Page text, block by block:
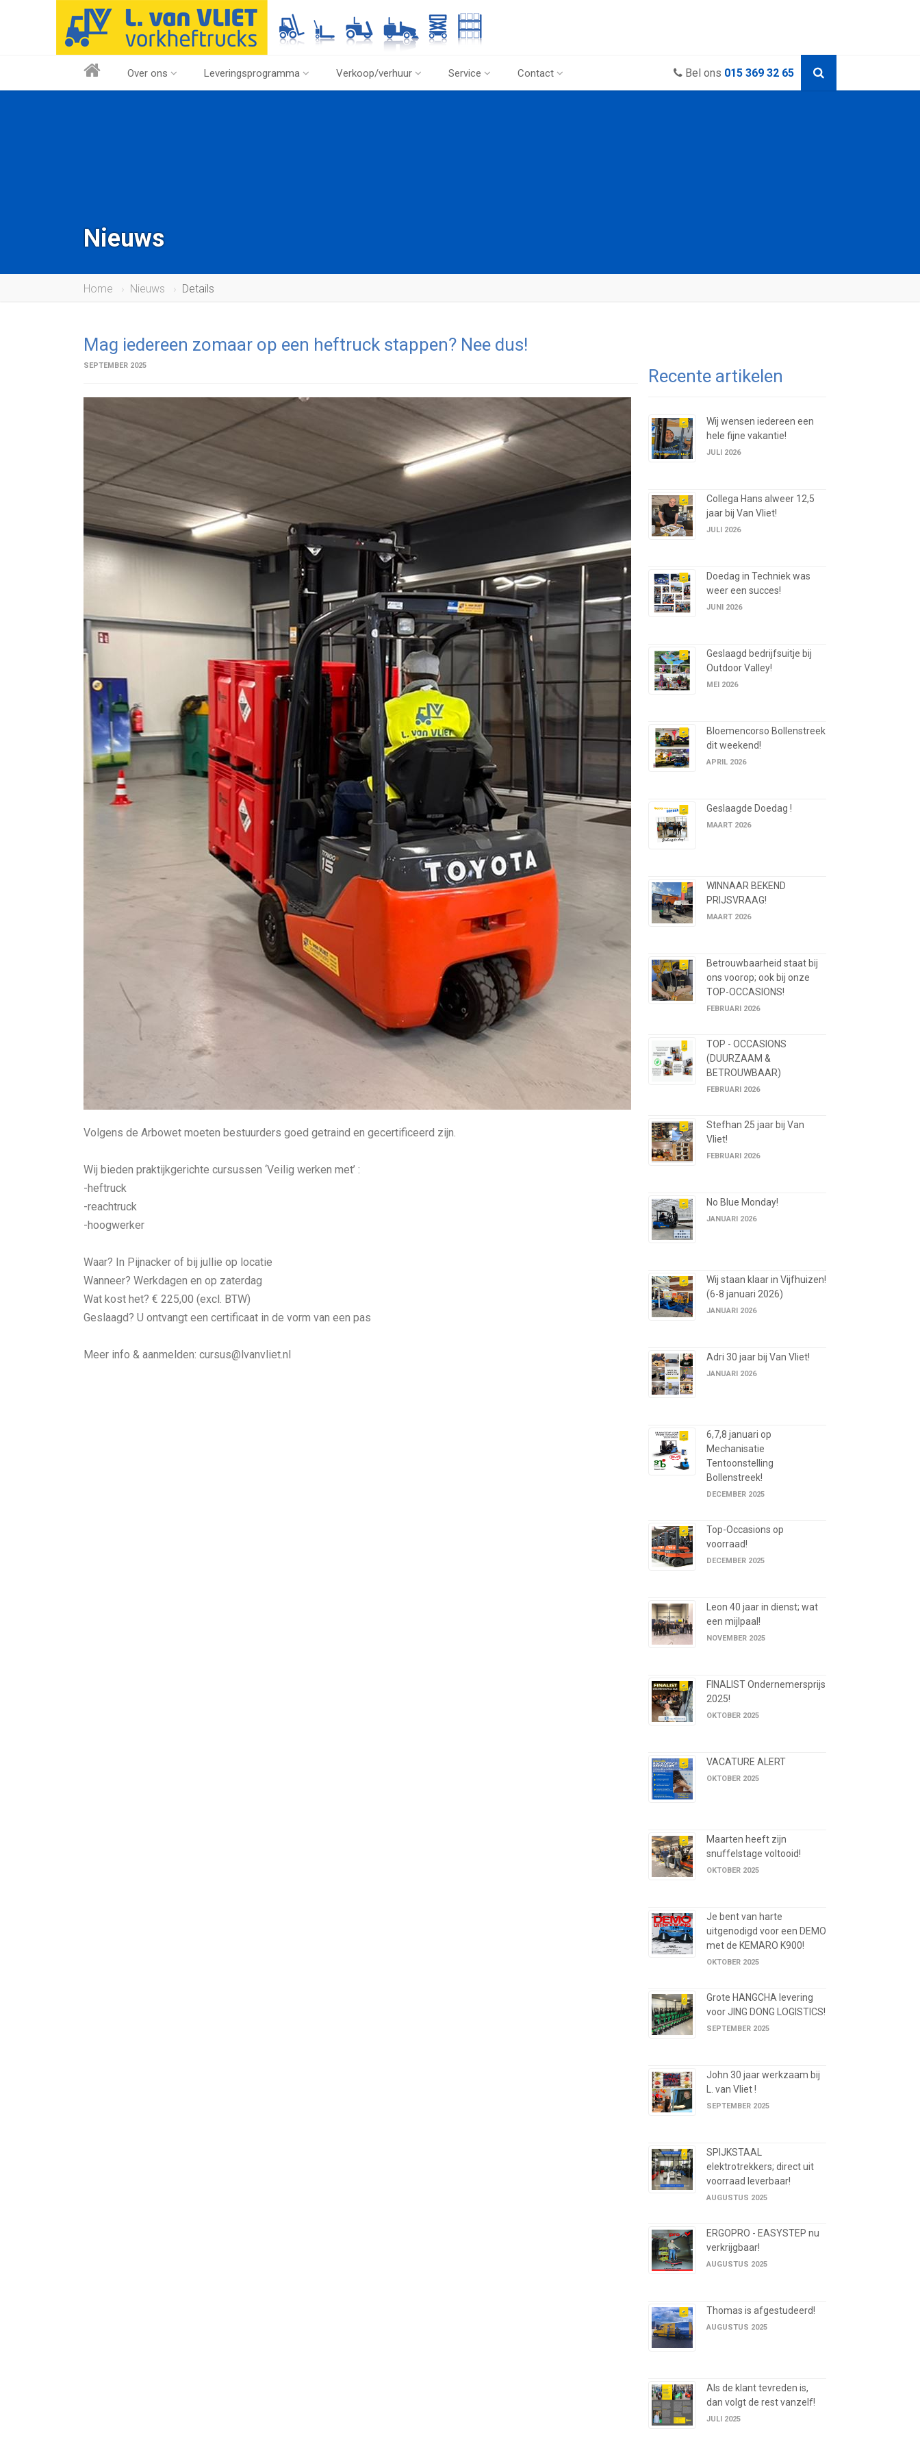
Bel ons 015 369 32 65
Over ons Leveringsprogramma Verkoop/verhuur Service Contact
Nieuws
Home Nieuws Details
Mag iedereen zomaar op een heftruck stappen? Nee dus!
SEPTEMBER 2025
Volgens de Arbowet moeten bestuurders goed getraind en gecertificeerd zijn.
Wij bieden praktijkgerichte cursussen ‘Veilig werken met’ :
-heftruck
-reachtruck
-hoogwerker
Waar? In Pijnacker of bij jullie op locatie
Wanneer? Werkdagen en op zaterdag
Wat kost het? € 225,00 (excl. BTW)
Geslaagd? U ontvangt een certificaat in de vorm van een pas
Meer info & aanmelden: cursus@lvanvliet.nl
Recente artikelen
Wij wensen iedereen een
hele fijne vakantie!
JULI 2026
Collega Hans alweer 12,5
jaar bij Van Vliet!
JULI 2026
Doedag in Techniek was
weer een succes!
JUNI 2026
Geslaagd bedrijfsuitje bij
Outdoor Valley!
MEI 2026
Bloemencorso Bollenstreek
dit weekend!
APRIL 2026
Geslaagde Doedag !
MAART 2026
WINNAAR BEKEND
PRIJSVRAAG!
MAART 2026
Betrouwbaarheid staat bij
ons voorop; ook bij onze
TOP-OCCASIONS!
FEBRUARI 2026
TOP - OCCASIONS
(DUURZAAM &
BETROUWBAAR)
FEBRUARI 2026
Stefhan 25 jaar bij Van
Vliet!
FEBRUARI 2026
No Blue Monday!
JANUARI 2026
Wij staan klaar in Vijfhuizen!
(6-8 januari 2026)
JANUARI 2026
Adri 30 jaar bij Van Vliet!
JANUARI 2026
6,7,8 januari op
Mechanisatie
Tentoonstelling
Bollenstreek!
DECEMBER 2025
Top-Occasions op
voorraad!
DECEMBER 2025
Leon 40 jaar in dienst; wat
een mijlpaal!
NOVEMBER 2025
FINALIST Ondernemersprijs
2025!
OKTOBER 2025
VACATURE ALERT
OKTOBER 2025
Maarten heeft zijn
snuffelstage voltooid!
OKTOBER 2025
Je bent van harte
uitgenodigd voor een DEMO
met de KEMARO K900!
OKTOBER 2025
Grote HANGCHA levering
voor JING DONG LOGISTICS!
SEPTEMBER 2025
John 30 jaar werkzaam bij
L. van Vliet !
SEPTEMBER 2025
SPIJKSTAAL
elektrotrekkers; direct uit
voorraad leverbaar!
AUGUSTUS 2025
ERGOPRO - EASYSTEP nu
verkrijgbaar!
AUGUSTUS 2025
Thomas is afgestudeerd!
AUGUSTUS 2025
Als de klant tevreden is,
dan volgt de rest vanzelf!
JULI 2025